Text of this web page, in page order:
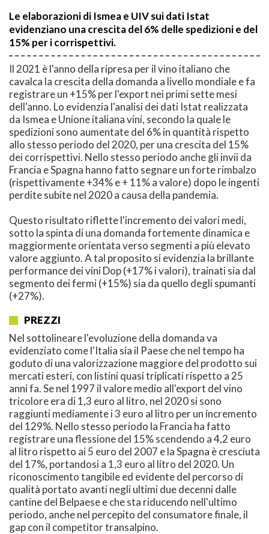
Le elaborazioni di Ismea e UIV sui dati Istat
evidenziano una crescita del 6% delle spedizioni e del
15% per i corrispettivi.
Il 2021 è l'anno della ripresa per il vino italiano che
cavalca la crescita della domanda a livello mondiale e fa
registrare un +15% per l'export nei primi sette mesi
dell'anno. Lo evidenzia l'analisi dei dati Istat realizzata
da Ismea e Unione italiana vini, secondo la quale le
spedizioni sono aumentate del 6% in quantità rispetto
allo stesso periodo del 2020, per una crescita del 15%
dei corrispettivi. Nello stesso periodo anche gli invii da
Francia e Spagna hanno fatto segnare un forte rimbalzo
(rispettivamente +34% e + 11% a valore) dopo le ingenti
perdite subite nel 2020 a causa della pandemia.
Questo risultato riflette l'incremento dei valori medi,
sotto la spinta di una domanda fortemente dinamica e
maggiormente orientata verso segmenti a più elevato
valore aggiunto. A tal proposito si evidenzia la brillante
performance dei vini Dop (+17% i valori), trainati sia dal
segmento dei fermi (+15%) sia da quello degli spumanti
(+27%).
PREZZI
Nel sottolineare l'evoluzione della domanda va
evidenziato come l'Italia sia il Paese che nel tempo ha
goduto di una valorizzazione maggiore del prodotto sui
mercati esteri, con listini quasi triplicati rispetto a 25
anni fa. Se nel 1997 il valore medio all'export del vino
tricolore era di 1,3 euro al litro, nel 2020 si sono
raggiunti mediamente i 3 euro al litro per un incremento
del 129%. Nello stesso periodo la Francia ha fatto
registrare una flessione del 15% scendendo a 4,2 euro
al litro rispetto ai 5 euro del 2007 e la Spagna è cresciuta
del 17%, portandosi a 1,3 euro al litro del 2020. Un
riconoscimento tangibile ed evidente del percorso di
qualità portato avanti negli ultimi due decenni dalle
cantine del Belpaese e che sta riducendo nell'ultimo
periodo, anche nel percepito del consumatore finale, il
gap con il competitor transalpino.